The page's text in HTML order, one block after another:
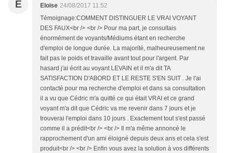
E Eloise 24/08/2017 11:52
Témoignage:COMMENT DISTINGUER LE VRAI VOYANT
DES FAUX<br /> <br /> Pour ma part, je consultais
énormément de voyants/Médiums étant en recherche
d'emploi de longue durée. La majorité, malheureusement ne
fait pas le poids et travaille avant tout pour l'argent. Par
hasard j'ai écrit au voyant LEVAIN et il m'a dit TA
SATISFACTION D'ABORD ET LE RESTE S'EN SUIT . Je l'ai
contacté pour ma recherche d'emploi et dans sa consultation
il a vu que Cédric m'a quitté ce qui était VRAI et ce grand
voyant m'a dit que Cédric va me revenir dans 7 jours et je
trouverai l'emploi dans 10 jours . Exactement tout s'est passé
comme il a prédit<br /> <br /> Il m'a même annoncé le
rapprochement d'un ami éloigné depuis deux ans et cela s'est
produit<br /> <br /> Enfin vous avez la solution à vos différents